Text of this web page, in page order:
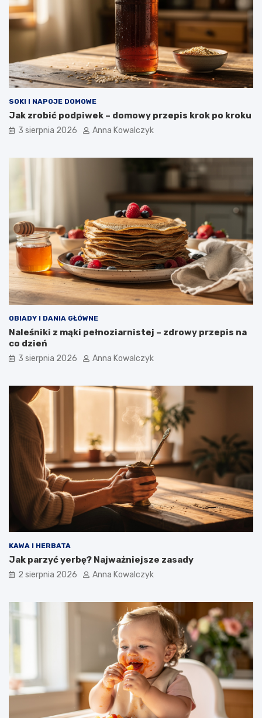
SOKI I NAPOJE DOMOWE
Jak zrobić podpiwek – domowy przepis krok po kroku
3 sierpnia 2026 Anna Kowalczyk
OBIADY I DANIA GŁÓWNE
Naleśniki z mąki pełnoziarnistej – zdrowy przepis na
co dzień
3 sierpnia 2026 Anna Kowalczyk
KAWA I HERBATA
Jak parzyć yerbę? Najważniejsze zasady
2 sierpnia 2026 Anna Kowalczyk